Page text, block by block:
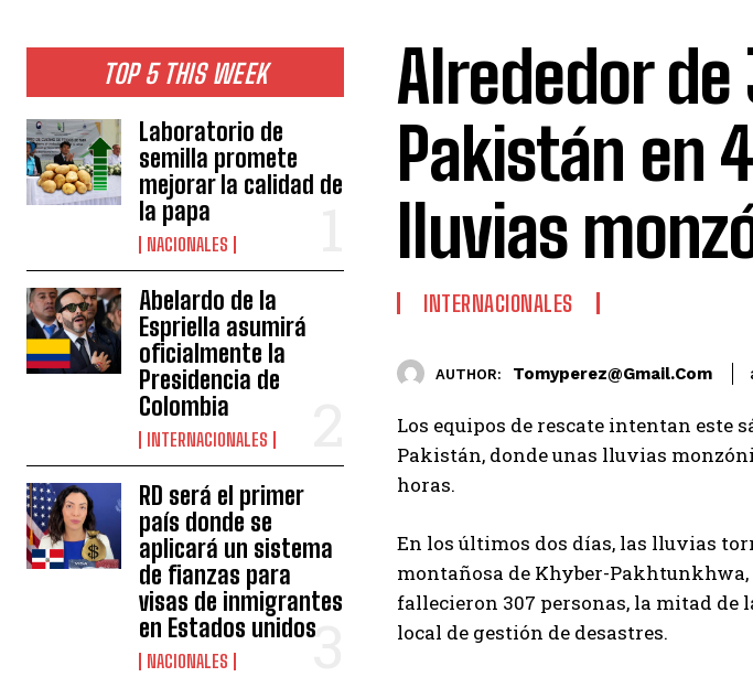
TOP 5 THIS WEEK
Laboratorio de
semilla promete
mejorar la calidad de
la papa
NACIONALES
Abelardo de la
Espriella asumirá
oficialmente la
Presidencia de
Colombia
INTERNACIONALES
RD será el primer
país donde se
aplicará un sistema
de fianzas para
visas de inmigrantes
en Estados unidos
NACIONALES
Alrededor
Pakistán en
lluvias
INTERNACIONALES
AUTHOR: Tomyperez@gmail.com
Los equipos de rescate intentan este
Pakistán, donde unas lluvias
horas.
En los últimos dos días, las lluvias
montañosa de Khyber-
fallecieron 307 personas, la mitad de
local de gestión de desastres.